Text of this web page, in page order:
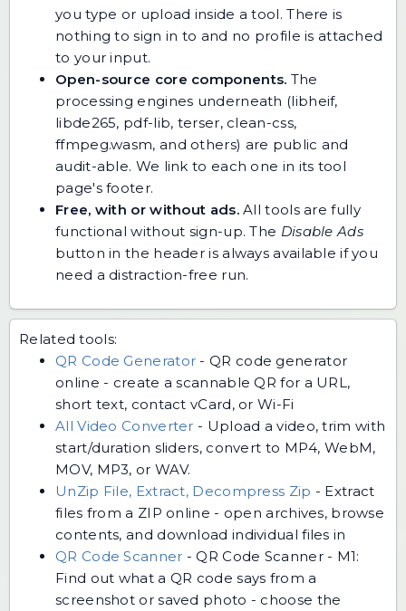
you type or upload inside a tool. There is
nothing to sign in to and no profile is attached
to your input.
Open-source core components. The
processing engines underneath (libheif,
libde265, pdf-lib, terser, clean-css,
ffmpeg.wasm, and others) are public and
audit-able. We link to each one in its tool
page's footer.
Free, with or without ads.All tools are fully
functional without sign-up. The Disable Ads
button in the header is always available if you
need a distraction-free run.
Related tools:
QR Code Generator -QR code generator
online - create a scannable QR for a URL,
short text, contact vCard, or Wi-Fi
All Video Converter - Upload a video, trim with
start/duration sliders, convert to MP4, WebM,
MOV, MP3, or WAV.
UnZip File, Extract, Decompress Zip - Extract
files from a ZIP online - open archives, browse
contents, and download individual files in
QR Code Scanner -QR Code Scanner - M1:
Find out what a QR code says from a
screenshot or saved photo - choose the